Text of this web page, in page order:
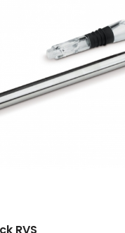
RVS